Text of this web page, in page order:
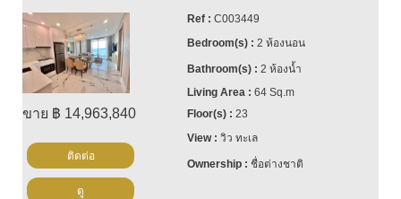
ขาย ฿ 14,963,840
C003449
2 ห้องนอน
2 ห้องน้ำ
64 Sq.m
23
วิว ทะเล
ชื่อต่างชาติ
ติดต่อ
ดู